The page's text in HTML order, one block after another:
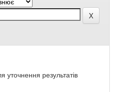
уточнення результатів